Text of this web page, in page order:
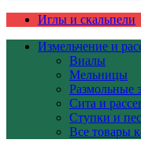
Иглы и скальпели
Измельчение и
Виалы
Мельницы
Размольные
Сита и
Ступки и
Все товары